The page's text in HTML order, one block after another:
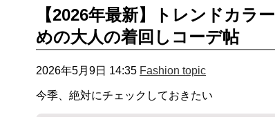
【2026年最新】トレンドカラ
めの大人の着回しコーデ帖
2026年5月9日 14:35 Fashion topic
今季、絶対にチェックしておきたい